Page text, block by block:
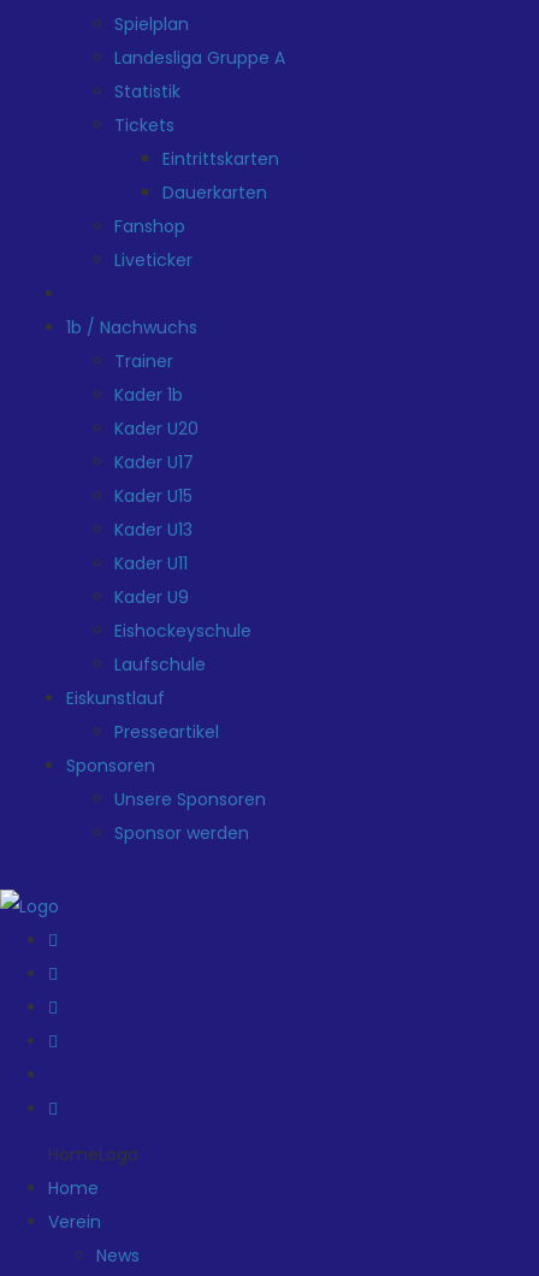
Spielplan
Landesliga Gruppe A
Statistik
Tickets
Eintrittskarten
Dauerkarten
Fanshop
Liveticker
1b / Nachwuchs
Trainer
Kader 1b
Kader U20
Kader U17
Kader U15
Kader U13
Kader U11
Kader U9
Eishockeyschule
Laufschule
Eiskunstlauf
Presseartikel
Sponsoren
Unsere Sponsoren
Sponsor werden
HomeLogo
Home
Verein
News